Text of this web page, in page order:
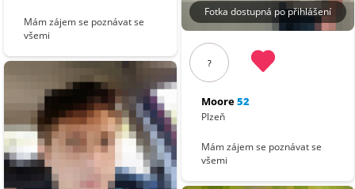
Mám zájem se poznávat se
všemi
Fotka dostupná po přihlášení
?
Moore52
Plzeň
Mám zájem se poznávat se
všemi